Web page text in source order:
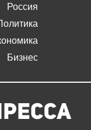
Россия
Бизнес